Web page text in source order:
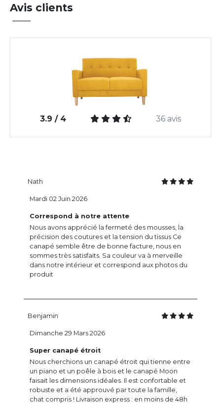
Avis clients
3.9 / 4 36 avis
Nath
Correspond à notre attente
Nous avons apprécié la fermeté des mousses, la
précision des coutures et la tension du tissus Ce
canapé semble être de bonne facture, nous en
sommes très satisfaits. Sa couleur va à merveille
dans notre intérieur et correspond aux photos du
produit
Mardi 02 Juin 2026
Benjamin
Super canapé étroit
Nous cherchions un canapé étroit qui tienne entre
un piano et un poêle à bois et le canapé Moon
faisait les dimensions idéales. Il est confortable et
robuste et a été approuvé par toute la famille,
chat compris ! Livraison express : en moins de 48h
Dimanche 29 Mars 2026